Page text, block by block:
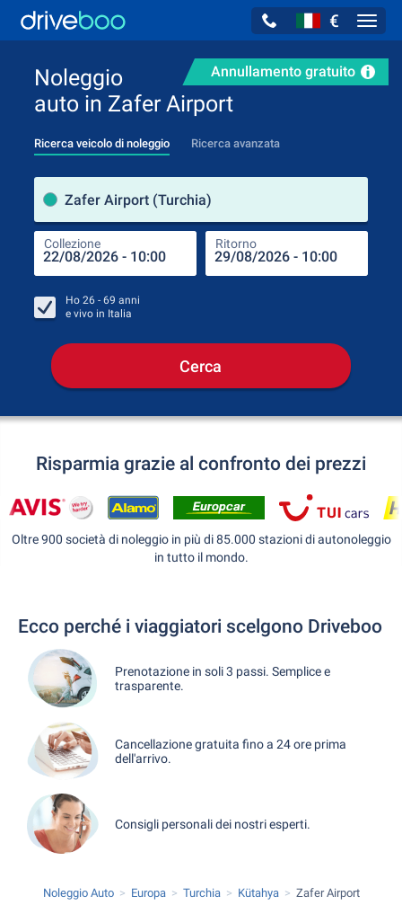
€
Annullamento gratuito
Noleggio
auto in Zafer Airport
Ricerca veicolo di noleggio Ricerca avanzata
Zafer Airport (Turchia)
Collezione Ritorno
Ho 26 - 69 anni
e vivo in Italia
Cerca
Risparmia grazie al confronto dei prezzi
Oltre 900 società di noleggio in più di 85.000 stazioni di autonoleggio
in tutto il mondo.
Ecco perché i viaggiatori scelgono Driveboo
Prenotazione in soli 3 passi. Semplice e
trasparente.
Cancellazione gratuita fino a 24 ore prima
dell'arrivo.
Consigli personali dei nostri esperti.
Noleggio Auto Europa Turchia Kütahya Zafer Airport